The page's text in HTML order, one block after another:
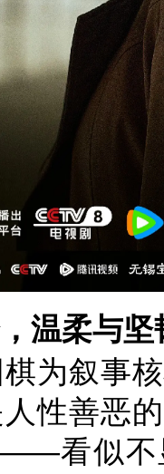
温柔与
棋为叙事
性善恶
看似